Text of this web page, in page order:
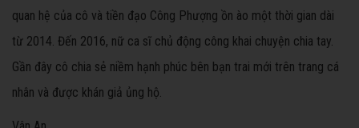
quan hệ của cô và tiền đạo Công Phượng ồn ào một thời gian dài
từ 2014. Đến 2016, nữ ca sĩ chủ động công khai chuyện chia tay.
Gần đây cô chia sẻ niềm hạnh phúc bên bạn trai mới trên trang cá
nhân và được khán giả ủng hộ.